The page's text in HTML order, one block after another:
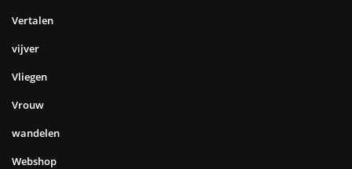
Vertalen
vijver
Vliegen
Vrouw
wandelen
Webshop